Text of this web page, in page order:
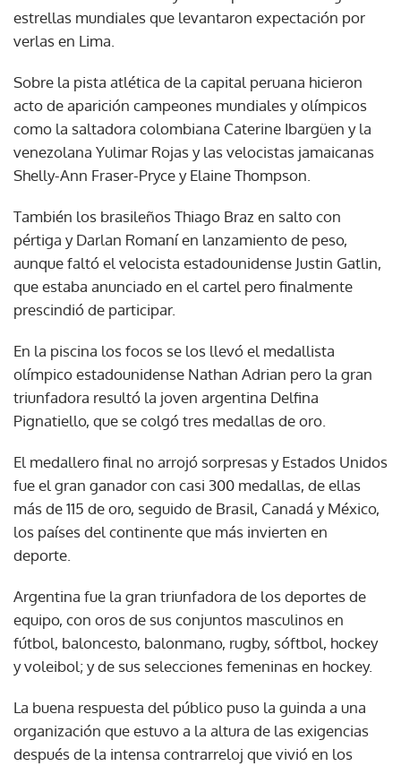
estrellas mundiales que levantaron expectación por
verlas en Lima.
Sobre la pista atlética de la capital peruana hicieron
acto de aparición campeones mundiales y olímpicos
como la saltadora colombiana Caterine Ibargüen y la
venezolana Yulimar Rojas y las velocistas jamaicanas
Shelly-Ann Fraser-Pryce y Elaine Thompson.
También los brasileños Thiago Braz en salto con
pértiga y Darlan Romaní en lanzamiento de peso,
aunque faltó el velocista estadounidense Justin Gatlin,
que estaba anunciado en el cartel pero finalmente
prescindió de participar.
En la piscina los focos se los llevó el medallista
olímpico estadounidense Nathan Adrian pero la gran
triunfadora resultó la joven argentina Delfina
Pignatiello, que se colgó tres medallas de oro.
El medallero final no arrojó sorpresas y Estados Unidos
fue el gran ganador con casi 300 medallas, de ellas
más de 115 de oro, seguido de Brasil, Canadá y México,
los países del continente que más invierten en
deporte.
Argentina fue la gran triunfadora de los deportes de
equipo, con oros de sus conjuntos masculinos en
fútbol, baloncesto, balonmano, rugby, sóftbol, hockey
y voleibol; y de sus selecciones femeninas en hockey.
La buena respuesta del público puso la guinda a una
organización que estuvo a la altura de las exigencias
después de la intensa contrarreloj que vivió en los